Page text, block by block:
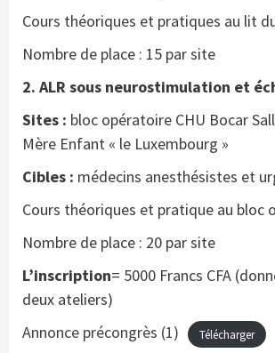
Cours théoriques et pratiques au lit
Nombre de place : 15 par site
2. ALR sous neurostimulation et
Sites : bloc opératoire CHU Bocar
Mère Enfant « le Luxembourg »
Cibles : médecins anesthésistes et
Cours théoriques et pratique au bloc
Nombre de place : 20 par site
L’inscription= 5000 Francs CFA
deux ateliers)
Annonce précongrès (1)
Télécharger